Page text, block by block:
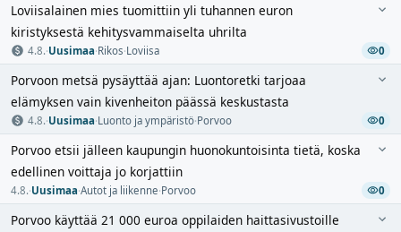
Loviisalainen mies tuomittiin yli tuhannen euron
kiristyksestä kehitysvammaiselta uhrilta
4.8.·Uusimaa·Rikos·Loviisa 0
Porvoon metsä pysäyttää ajan: Luontoretki tarjoaa
elämyksen vain kivenheiton päässä keskustasta
4.8.·Uusimaa·Luonto ja ympäristö·Porvoo 0
Porvoo etsii jälleen kaupungin huonokuntoisinta tietä, koska
edellinen voittaja jo korjattiin
4.8.·Uusimaa·Autot ja liikenne·Porvoo 0
Porvoo käyttää 21 000 euroa oppilaiden haittasivustoille